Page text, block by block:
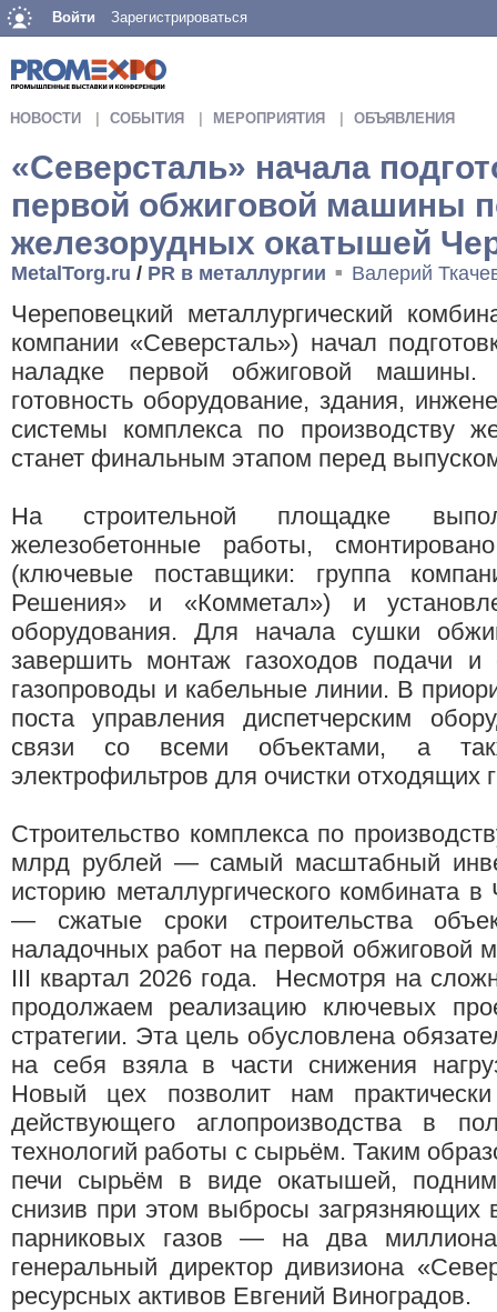
Войти Зарегистрироваться
НОВОСТИ СОБЫТИЯ МЕРОПРИЯТИЯ ОБЪЯВЛЕНИЯ
«Северсталь» начала
первой обжиговой машины
железорудных окатышей
MetalTorg.ru / PR в металлургии ■ Валерий
Череповецкий металлургический
компании «Северсталь») начал
наладке первой обжиговой машины.
готовность оборудование, здания,
системы комплекса по производству
станет финальным этапом перед
На строительной площадке
железобетонные работы,
(ключевые поставщики: группа
Решения» и «Комметал») и
оборудования. Для начала сушки
завершить монтаж газоходов подачи и
газопроводы и кабельные линии. В
поста управления диспетчерским
связи со всеми объектами, а
электрофильтров для очистки отходящих
Строительство комплекса по
млрд рублей — самый масштабный
историю металлургического комбината
— сжатые сроки строительства
наладочных работ на первой обжиговой
III квартал 2026 года. Несмотря на
продолжаем реализацию ключевых
стратегии. Эта цель обусловлена
на себя взяла в части снижения
Новый цех позволит нам
действующего аглопроизводства в
технологий работы с сырьём. Таким
печи сырьём в виде окатышей,
снизив при этом выбросы загрязняющих
парниковых газов — на два
генеральный директор дивизиона
ресурсных активов Евгений Виноградов.